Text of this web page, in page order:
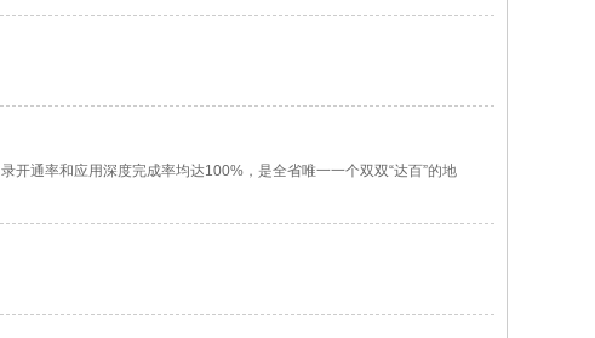
开通率和应用深度完成率均达100%，是全省唯一一个双双“达百”的地